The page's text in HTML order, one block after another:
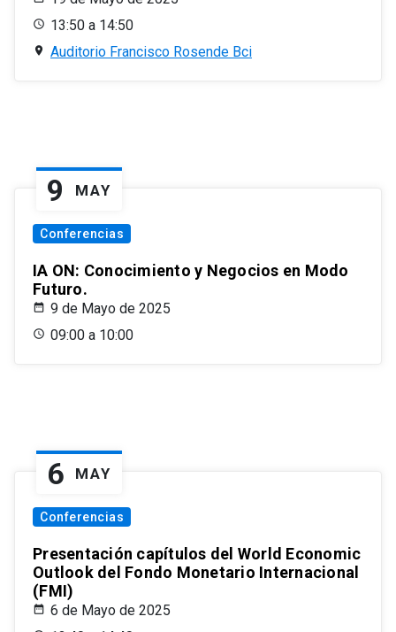
13:50 a 14:50
Auditorio Francisco Rosende Bci
9 MAY
Conferencias
IA ON: Conocimiento y Negocios en Modo
Futuro.
9 de Mayo de 2025
09:00 a 10:00
6 MAY
Conferencias
Presentación capítulos del World Economic
Outlook del Fondo Monetario Internacional
(FMI)
6 de Mayo de 2025